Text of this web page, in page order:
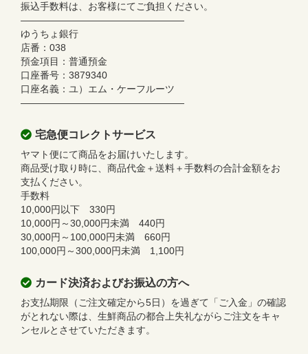
振込手数料は、お客様にてご負担ください。
—————————————————
ゆうちょ銀行
店番：038
預金項目：普通預金
口座番号：3879340
口座名義：ユ）エム・ケーフルーツ
—————————————————
宅急便コレクトサービス
ヤマト便にて商品をお届けいたします。
商品受け取り時に、商品代金＋送料＋手数料の合計金額をお
支払ください。
手数料
10,000円以下 330円
10,000円～30,000円未満 440円
30,000円～100,000円未満 660円
100,000円～300,000円未満 1,100円
カード決済およびお振込の方へ
お支払期限（ご注文確定から5日）を過ぎて「ご入金」の確認
がとれない際は、生鮮商品の都合上失礼ながらご注文をキャ
ンセルとさせていただきます。